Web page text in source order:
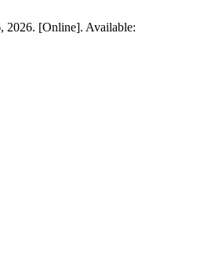
2026. [Online]. Available: